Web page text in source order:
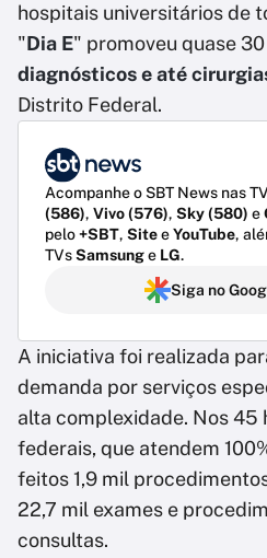
hospitais universitários de
"Dia E" promoveu quase
diagnósticos e até
Distrito Federal.
Acompanhe o SBT News nas
(586), Vivo (576), Sky (580) e
pelo+SBT, SiteeYouTube,
TVsSamsunge LG.
Siga no
A iniciativa foi realizada
demanda por serviços
alta complexidade. Nos 45
federais, que atendem
feitos 1,9 mil
22,7 mil exames e
consultas.